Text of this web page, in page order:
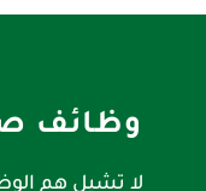
وظائف
لا تشيل هم